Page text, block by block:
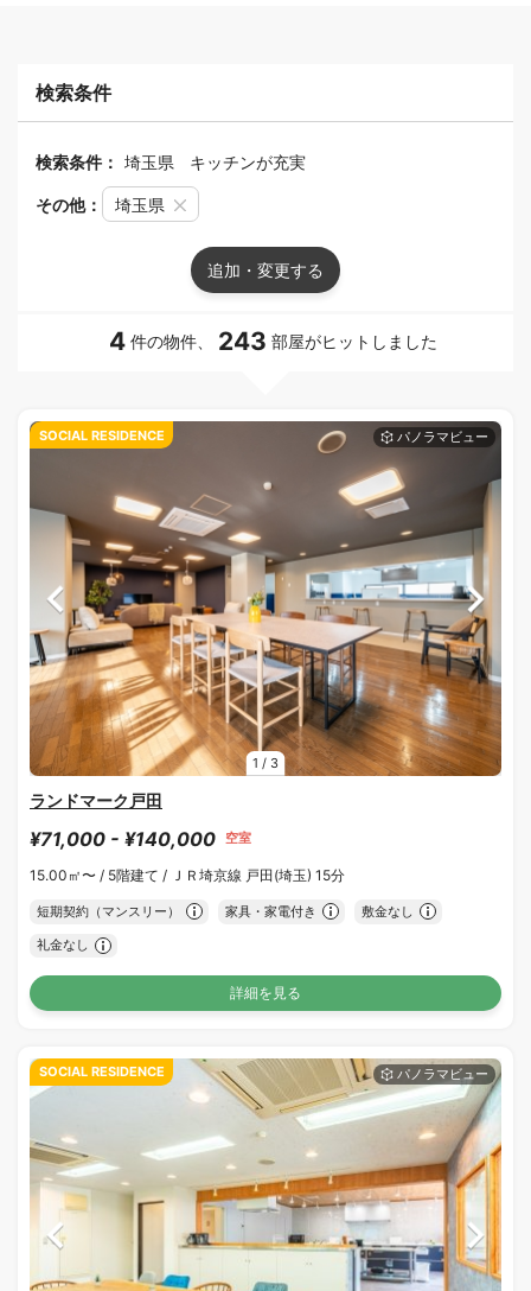
検索条件
検索条件： 埼玉県 キッチンが充実
その他： 埼玉県
追加・変更する
4 件の物件、 243 部屋がヒットしました
1 / 3
SOCIAL RESIDENCE
ランドマーク戸田
¥71,000 - ¥140,000 空室
15.00㎡〜 / 5階建て / ＪＲ埼京線 戸田(埼玉) 15分
短期契約（マンスリー） 家具・家電付き 敷金なし
礼金なし
詳細を見る
SOCIAL RESIDENCE